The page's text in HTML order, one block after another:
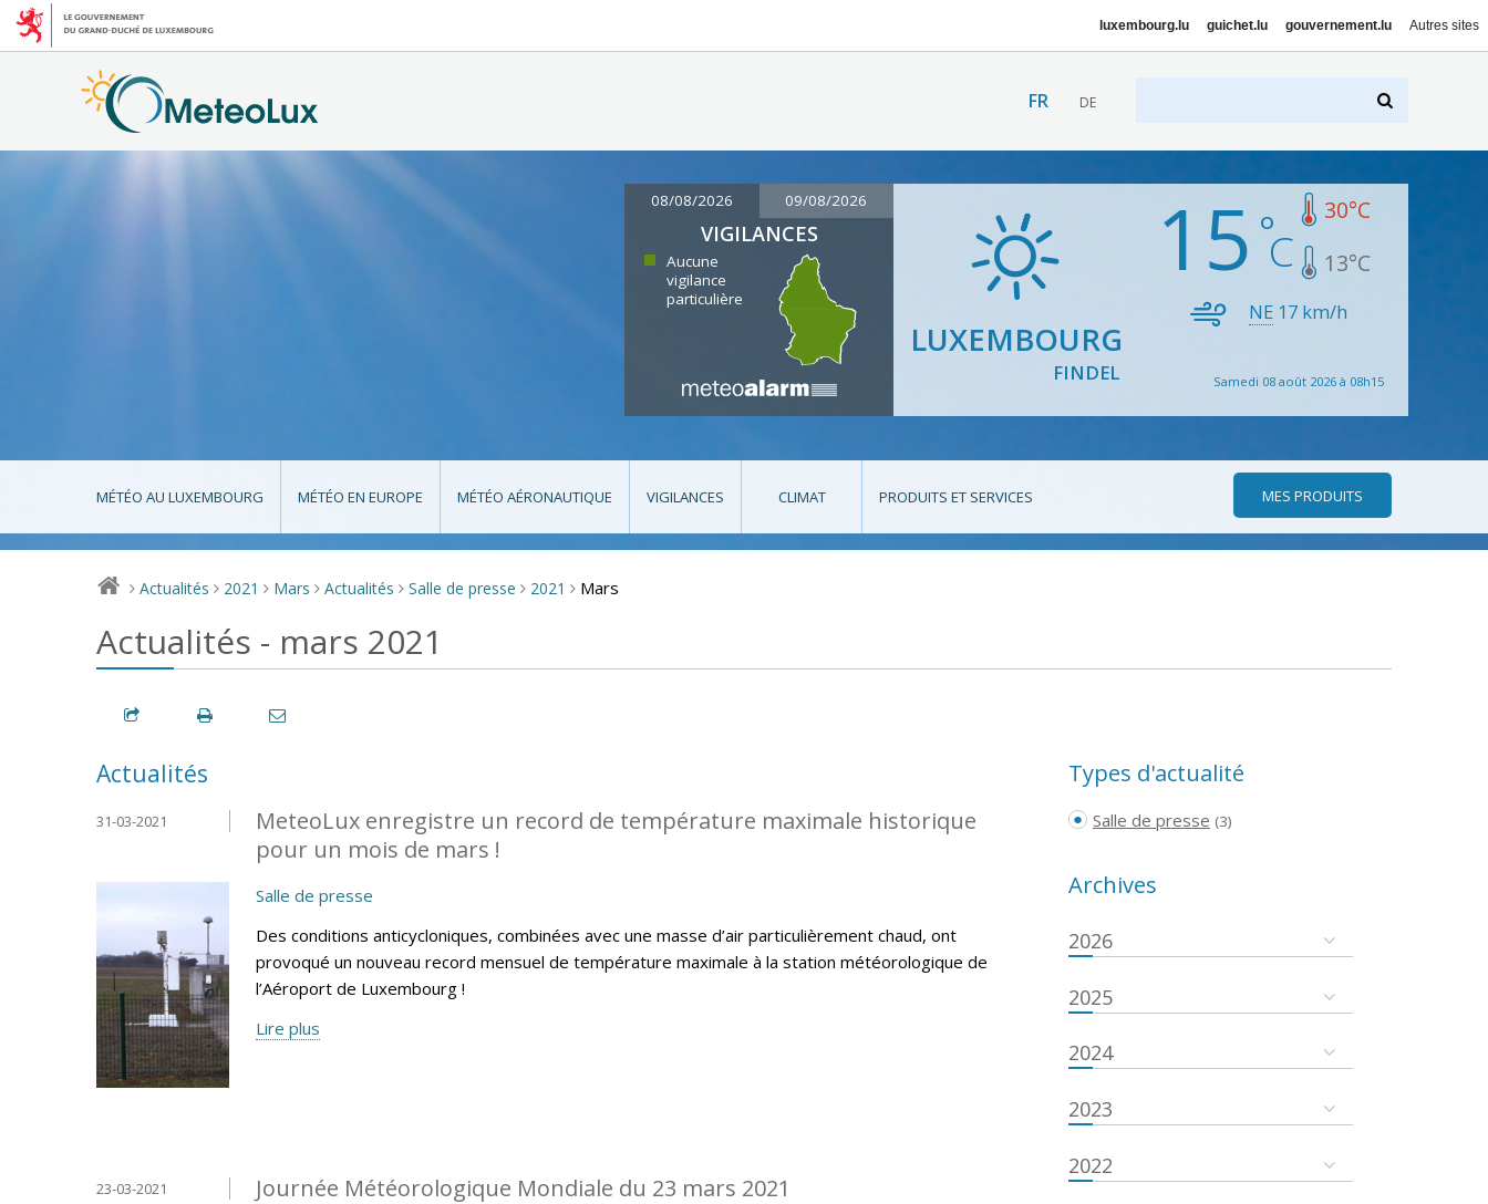
luxembourg.lu guichet.lu gouvernement.lu Autres sites
FR DE
08/08/2026 09/08/2026
VIGILANCES
Aucune
vigilance
particulière
LUXEMBOURG
FINDEL
15 30°C
13°C
NE 17 km/h
Samedi 08 août 2026 à 08h15
MÉTÉO AU LUXEMBOURG MÉTÉO EN EUROPE MÉTÉO AÉRONAUTIQUE VIGILANCES CLIMAT PRODUITS ET SERVICES MES PRODUITS
> Actualités > 2021 > Mars > Actualités > Salle de presse > 2021 > Mars
Actualités - mars 2021
Actualités
MeteoLux enregistre un record de température maximale historique
pour un mois de mars !
31-03-2021
Salle de presse
Des conditions anticycloniques, combinées avec une masse d’air particulièrement chaud, ont
provoqué un nouveau record mensuel de température maximale à la station météorologique de
l’Aéroport de Luxembourg !
Lire plus
Journée Météorologique Mondiale du 23 mars 2021
23-03-2021
Types d'actualité
Salle de presse (3)
Archives
2026
2025
2024
2023
2022